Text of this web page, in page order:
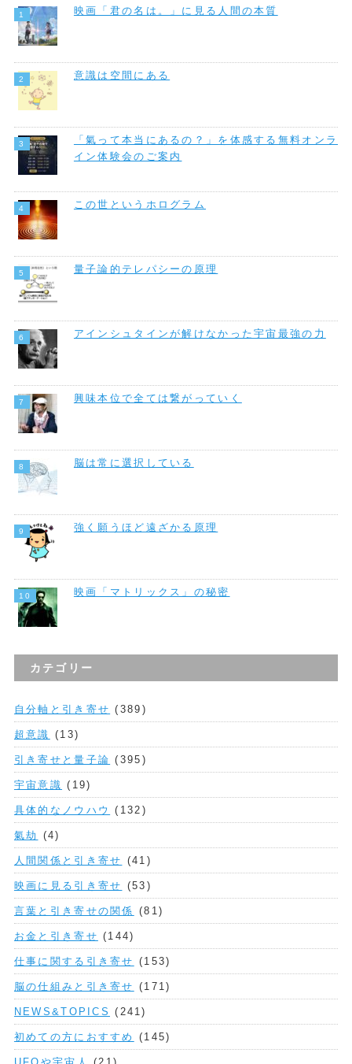
映画「君の名は。」に見る人間の本質
意識は空間にある
「氣って本当にあるの？」を体感する無料オンラ
イン体験会のご案内
この世というホログラム
量子論的テレパシーの原理
アインシュタインが解けなかった宇宙最強の力
興味本位で全ては繋がっていく
脳は常に選択している
強く願うほど遠ざかる原理
映画「マトリックス」の秘密
カテゴリー
自分軸と引き寄せ (389)
超意識 (13)
引き寄せと量子論 (395)
宇宙意識 (19)
具体的なノウハウ (132)
氣劫 (4)
人間関係と引き寄せ (41)
映画に見る引き寄せ (53)
言葉と引き寄せの関係 (81)
お金と引き寄せ (144)
仕事に関する引き寄せ (153)
脳の仕組みと引き寄せ (171)
NEWS&TOPICS (241)
初めての方におすすめ (145)